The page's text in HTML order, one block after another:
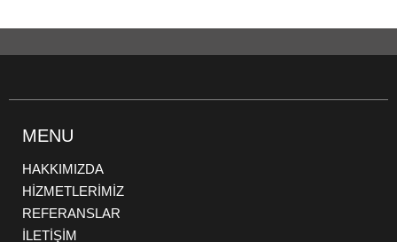
MENU
HAKKIMIZDA
HİZMETLERİMİZ
REFERANSLAR
İLETİŞİM